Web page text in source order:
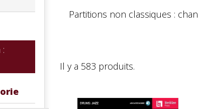
Partitions non classiques :
Il y a 583 produits.